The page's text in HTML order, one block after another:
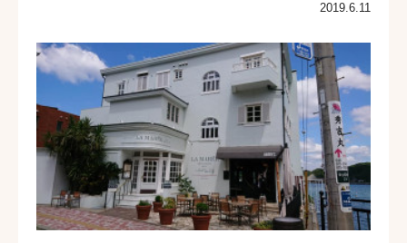
2019.6.11